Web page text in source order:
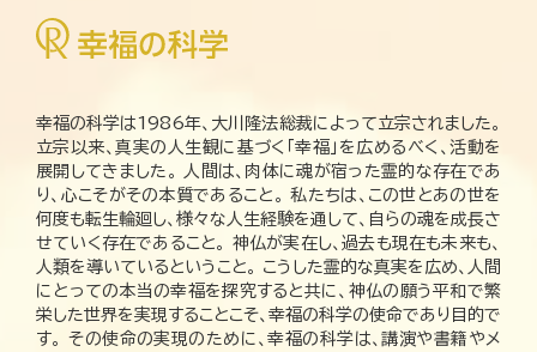
幸福の科学は1986年、大川隆法総裁によって立宗されました。
立宗以来、真実の人生観に基づく「幸福」を広めるべく、活動を
展開してきました。 人間は、肉体に魂が宿った霊的な存在であ
り、心こそがその本質であること。 私たちは、この世とあの世を
何度も転生輪廻し、様々な人生経験を通して、自らの魂を成長さ
せていく存在であること。 神仏が実在し、過去も現在も未来も、
人類を導いているということ。 こうした霊的な真実を広め、人間
にとっての本当の幸福を探究すると共に、神仏の願う平和で繁
栄した世界を実現することこそ、幸福の科学の使命であり目的で
す。 その使命の実現のために、幸福の科学は、講演や書籍やメ